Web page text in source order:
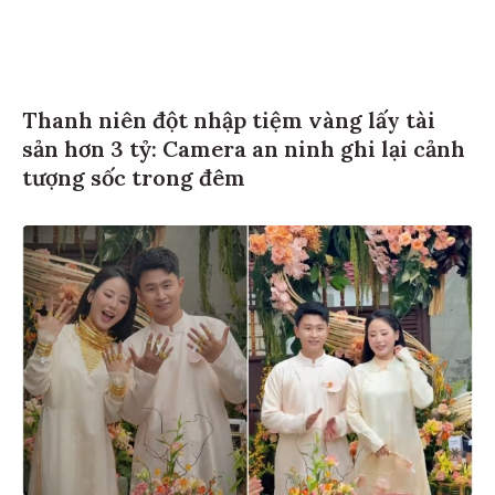
Thanh niên đột nhập tiệm vàng lấy tài
sản hơn 3 tỷ: Camera an ninh ghi lại cảnh
tượng sốc trong đêm